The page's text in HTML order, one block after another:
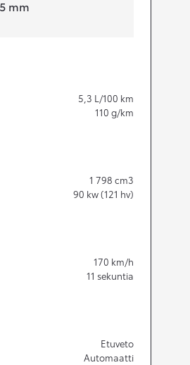
mm
5,3 L/100 km
110 g/km
1 798 cm3
90 kw (121 hv)
170 km/h
11 sekuntia
Etuveto
Automaatti